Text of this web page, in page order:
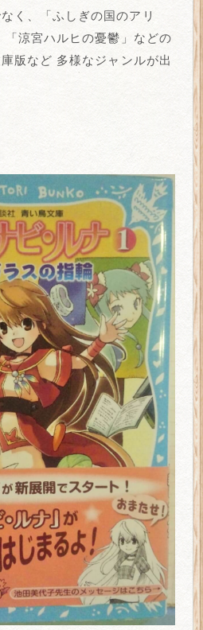
く、「ふしぎの国のアリ
「涼宮ハルヒの憂鬱」などの
版など 多様なジャンルが出